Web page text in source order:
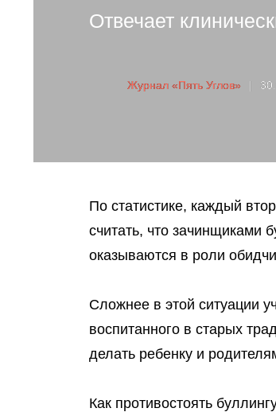
Отвечает
Журнал «Пять Углов» |
По статистике, каждый
считать, что зачинщиками
оказываются в роли
Сложнее в этой ситуации
воспитанного в старых
делать ребенку и
Как противостоять